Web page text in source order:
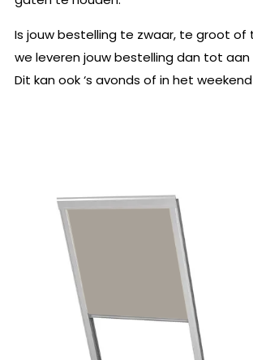
Is jouw bestelling te zwaar, te groot
we leveren jouw bestelling dan tot
Dit kan ook ‘s avonds of in het